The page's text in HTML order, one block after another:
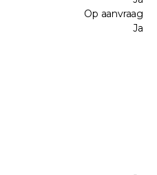
Op aanvraag
Ja